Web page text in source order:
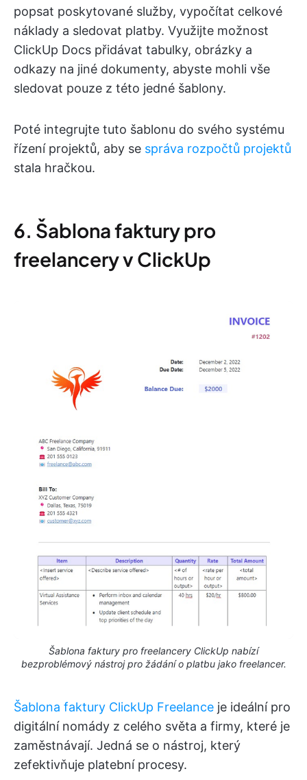
popsat poskytované služby, vypočítat celkové
náklady a sledovat platby. Využijte možnost
ClickUp Docs přidávat tabulky, obrázky a
odkazy na jiné dokumenty, abyste mohli vše
sledovat pouze z této jedné šablony.
Poté integrujte tuto šablonu do svého systému
řízení projektů, aby se správa rozpočtů projektů
stala hračkou.
6. Šablona faktury pro
freelancery v ClickUp
Šablona faktury pro freelancery ClickUp nabízí
bezproblémový nástroj pro žádání o platbu jako freelancer.
Šablona faktury ClickUp Freelance je ideální pro
digitální nomády z celého světa a firmy, které je
zaměstnávají. Jedná se o nástroj, který
zefektivňuje platební procesy.